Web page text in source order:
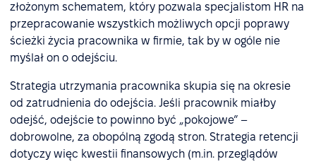
złożonym schematem, który pozwala specjalistom HR na
przepracowanie wszystkich możliwych opcji poprawy
ścieżki życia pracownika w firmie, tak by w ogóle nie
myślał on o odejściu.
Strategia utrzymania pracownika skupia się na okresie
od zatrudnienia do odejścia. Jeśli pracownik miałby
odejść, odejście to powinno być „pokojowe” –
dobrowolne, za obopólną zgodą stron. Strategia retencji
dotyczy więc kwestii finansowych (m.in. przeglądów